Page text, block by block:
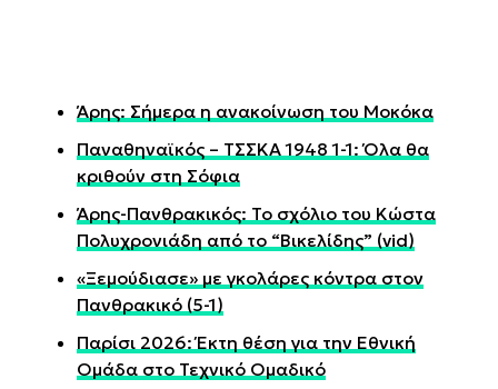
Άρης: Σήμερα η ανακοίνωση του Μοκόκα
Παναθηναϊκός – ΤΣΣΚΑ 1948 1-1: Όλα θα
κριθούν στη Σόφια
Άρης-Πανθρακικός: Το σχόλιο του Κώστα
Πολυχρονιάδη από το “Βικελίδης” (vid)
«Ξεμούδιασε» με γκολάρες κόντρα στον
Πανθρακικό (5-1)
Παρίσι 2026: Έκτη θέση για την Εθνική
Ομάδα στο Τεχνικό Ομαδικό